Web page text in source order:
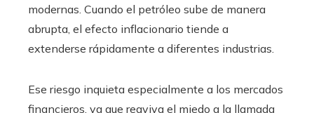
modernas. Cuando el petróleo sube de manera
abrupta, el efecto inflacionario tiende a
extenderse rápidamente a diferentes industrias.
Ese riesgo inquieta especialmente a los mercados
financieros, ya que reaviva el miedo a la llamada